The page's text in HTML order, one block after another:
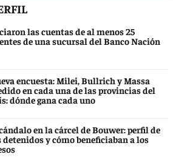
las cuentas de al menos 25
de una sucursal del Banco Nación
encuesta: Milei, Bullrich y Massa
en cada una de las provincias del
dónde gana cada uno
en la cárcel de Bouwer: perfil de
detenidos y cómo beneficiaban a los